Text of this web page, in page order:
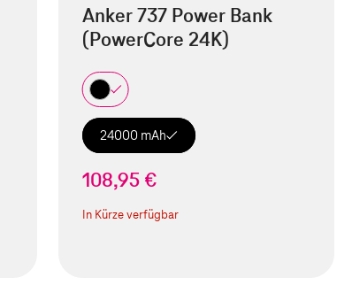
Anker 737 Power Bank
(PowerCore 24K)
24000 mAh
108,95 €
In Kürze verfügbar